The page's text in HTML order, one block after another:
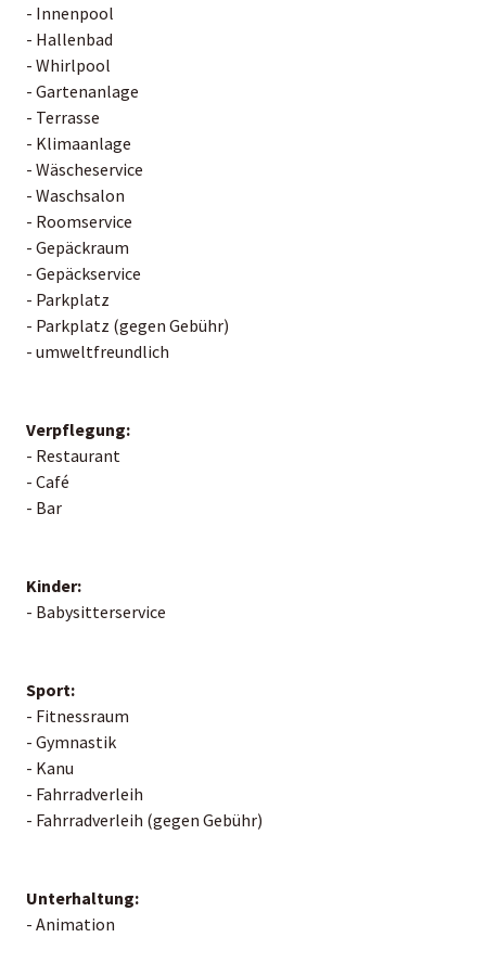
- Innenpool
- Hallenbad
- Whirlpool
- Gartenanlage
- Terrasse
- Klimaanlage
- Wäscheservice
- Waschsalon
- Roomservice
- Gepäckraum
- Gepäckservice
- Parkplatz
- Parkplatz (gegen Gebühr)
- umweltfreundlich
Verpflegung:
- Restaurant
- Café
- Bar
Kinder:
- Babysitterservice
Sport:
- Fitnessraum
- Gymnastik
- Kanu
- Fahrradverleih
- Fahrradverleih (gegen Gebühr)
Unterhaltung:
- Animation